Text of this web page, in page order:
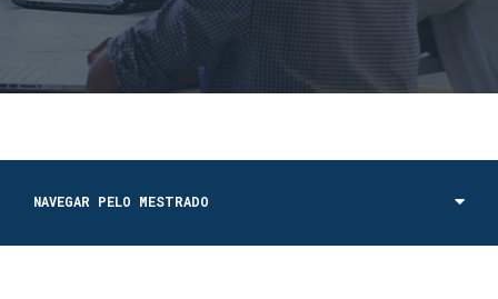
NAVEGAR PELO MESTRADO